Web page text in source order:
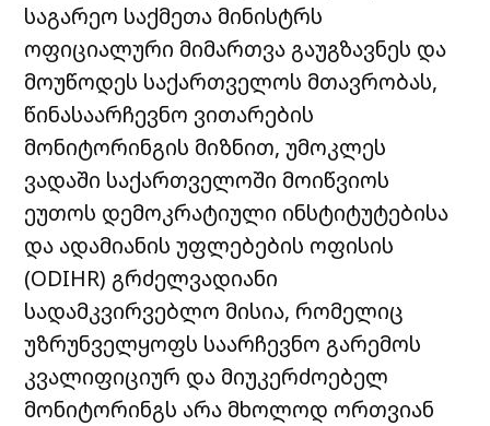
საგარეო საქმეთა მინისტრს
ოფიციალური მიმართვა გაუგზავნეს და
მოუწოდეს საქართველოს მთავრობას,
წინასაარჩევნო ვითარების
მონიტორინგის მიზნით, უმოკლეს
ვადაში საქართველოში მოიწვიოს
ეუთოს დემოკრატიული ინსტიტუტებისა
და ადამიანის უფლებების ოფისის
(ODIHR) გრძელვადიანი
სადამკვირვებლო მისია, რომელიც
უზრუნველყოფს საარჩევნო გარემოს
კვალიფიციურ და მიუკერძოებელ
მონიტორინგს არა მხოლოდ ორთვიან